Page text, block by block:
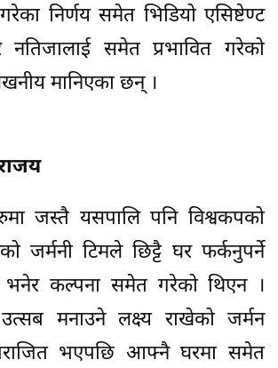
निर्णय समेत भिडियो एसिष्टेण्ट
नतिजालाई समेत प्रभावित गरेको
मानिएका छन् ।
जस्तै यसपालि पनि विश्वकपको
जर्मनी टिमले छिट्टै घर फर्कनुपर्ने
भनेर कल्पना समेत गरेको थिएन ।
मनाउने लक्ष्य राखेको जर्मन
भएपछि आफ्नै घरमा समेत